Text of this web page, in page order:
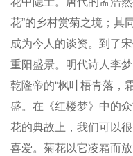
花”的乡村赏菊之境；其
成为今人的谈资。到了
重阳盛景。明代诗人李
乾隆帝的“枫叶梧青落，
盛。在《红楼梦》中的
花的典故上，我们可以
喜爱。菊花以它凌霜而